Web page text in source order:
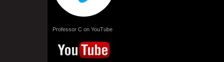
Professor C on YouTube